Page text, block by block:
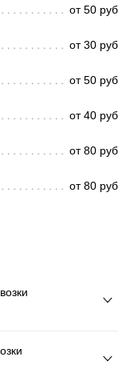
от 50 руб
от 30 руб
от 50 руб
от 40 руб
от 80 руб
от 80 руб